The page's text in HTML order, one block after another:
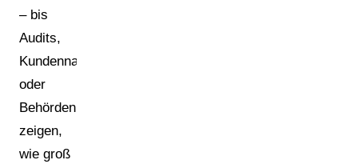
– bis
Audits,
Kundennachfragen
oder
Behördenkontrollen
zeigen,
wie groß